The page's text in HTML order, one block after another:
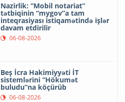
Nazirlik: “Mobil notariat”
tətbiqinin “mygov”a tam
inteqrasiyası istiqamətində işlər
davam etdirilir
06-08-2026
Beş İcra Hakimiyyəti İT
sistemlərini “Hökumət
buludu”na köçürüb
06-08-2026